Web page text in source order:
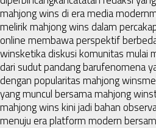
mahjong wins di era media modern
melirik mahjong wins dalam
online membawa perspektif
winsketika diskusi komunitas mulai
dari sudut pandang barufenomena
dengan popularitas mahjong wins
yang muncul bersama mahjong wins
mahjong wins kini jadi bahan
menuju era platform modern